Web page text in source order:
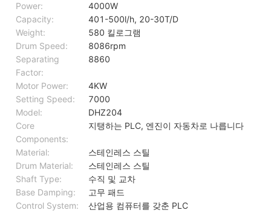
Power:
4000W
Capacity:
401-500l/h, 20-30T/D
Weight:
580 킬로그램
Drum Speed:
8086rpm
Separating
Factor:
8860
Motor Power:
4KW
Setting Speed:
7000
Model:
DHZ204
Core
Components:
지탱하는 PLC, 엔진이 자동차로 나릅니다
Material:
스테인레스 스틸
Drum Material:
스테인레스 스틸
Shaft Type:
수직 및 교차
Base Damping:
고무 패드
Control System:
산업용 컴퓨터를 갖춘 PLC